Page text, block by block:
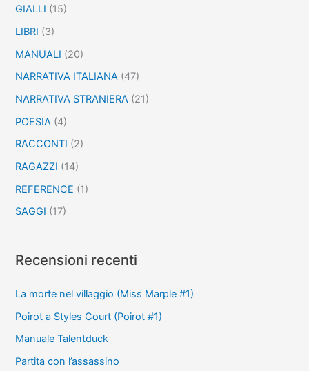
GIALLI (15)
LIBRI (3)
MANUALI (20)
NARRATIVA ITALIANA (47)
NARRATIVA STRANIERA (21)
POESIA (4)
RACCONTI (2)
RAGAZZI (14)
REFERENCE (1)
SAGGI (17)
Recensioni recenti
La morte nel villaggio (Miss Marple #1)
Poirot a Styles Court (Poirot #1)
Manuale Talentduck
Partita con l’assassino